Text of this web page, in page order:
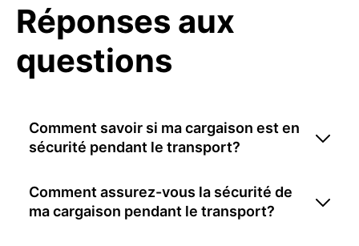
Réponses aux
questions
Comment savoir si ma cargaison est en
sécurité pendant le transport?
Comment assurez-vous la sécurité de
ma cargaison pendant le transport?